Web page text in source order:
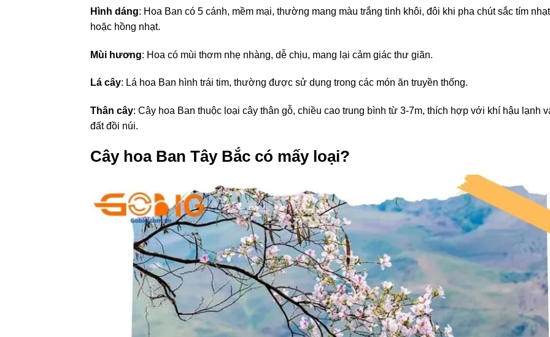
Hình dáng: Hoa Ban có 5 cánh, mềm mại, thường mang màu trắng tinh khôi, đôi khi pha chút sắc tím nhạt
hoặc hồng nhạt.
Mùi hương: Hoa có mùi thơm nhẹ nhàng, dễ chịu, mang lại cảm giác thư giãn.
Lá cây: Lá hoa Ban hình trái tim, thường được sử dụng trong các món ăn truyền thống.
Thân cây: Cây hoa Ban thuộc loại cây thân gỗ, chiều cao trung bình từ 3-7m, thích hợp với khí hậu lạnh
đất đồi núi.
Cây hoa Ban Tây Bắc có mấy loại?